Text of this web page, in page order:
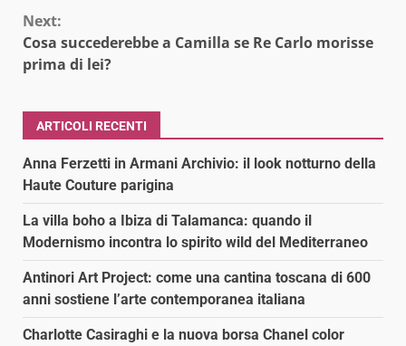
Next:
Cosa succederebbe a Camilla se Re Carlo morisse
prima di lei?
ARTICOLI RECENTI
Anna Ferzetti in Armani Archivio: il look notturno della
Haute Couture parigina
La villa boho a Ibiza di Talamanca: quando il
Modernismo incontra lo spirito wild del Mediterraneo
Antinori Art Project: come una cantina toscana di 600
anni sostiene l’arte contemporanea italiana
Charlotte Casiraghi e la nuova borsa Chanel color